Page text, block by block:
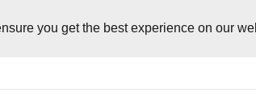
you get the best experience on our